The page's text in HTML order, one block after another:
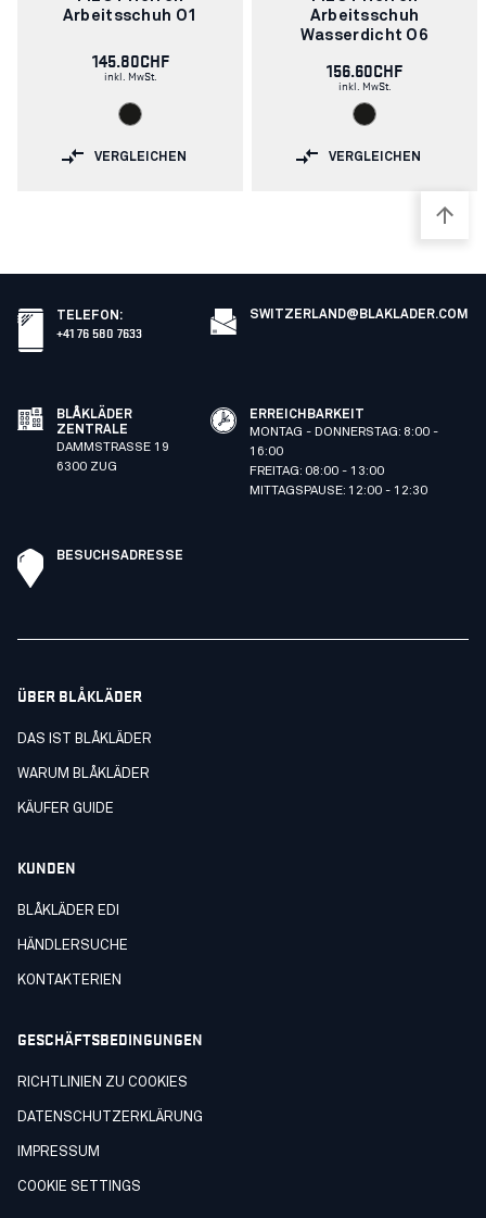
Arbeitsschuh O1
145.80CHF
inkl. MwSt.
VERGLEICHEN
Arbeitsschuh
Wasserdicht O6
156.60CHF
inkl. MwSt.
VERGLEICHEN
TELEFON :
+41 76 580 7633
SWITZERLAND@BLAKLADER.COM
BLÅKLÄDER
ZENTRALE
DAMMSTRASSE 19
6300 ZUG
ERREICHBARKEIT
MONTAG - DONNERSTAG: 8:00 -
16:00
FREITAG: 08:00 - 13:00
MITTAGSPAUSE: 12:00 - 12:30
BESUCHSADRESSE
ÜBER BLÅKLÄDER
DAS IST BLÅKLÄDER
WARUM BLÅKLÄDER
KÄUFER GUIDE
KUNDEN
BLÅKLÄDER EDI
HÄNDLERSUCHE
KONTAKTERIEN
GESCHÄFTSBEDINGUNGEN
RICHTLINIEN ZU COOKIES
DATENSCHUTZERKLÄRUNG
IMPRESSUM
COOKIE SETTINGS